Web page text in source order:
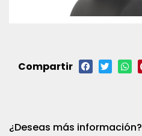
Compartir
¿Deseas más información?